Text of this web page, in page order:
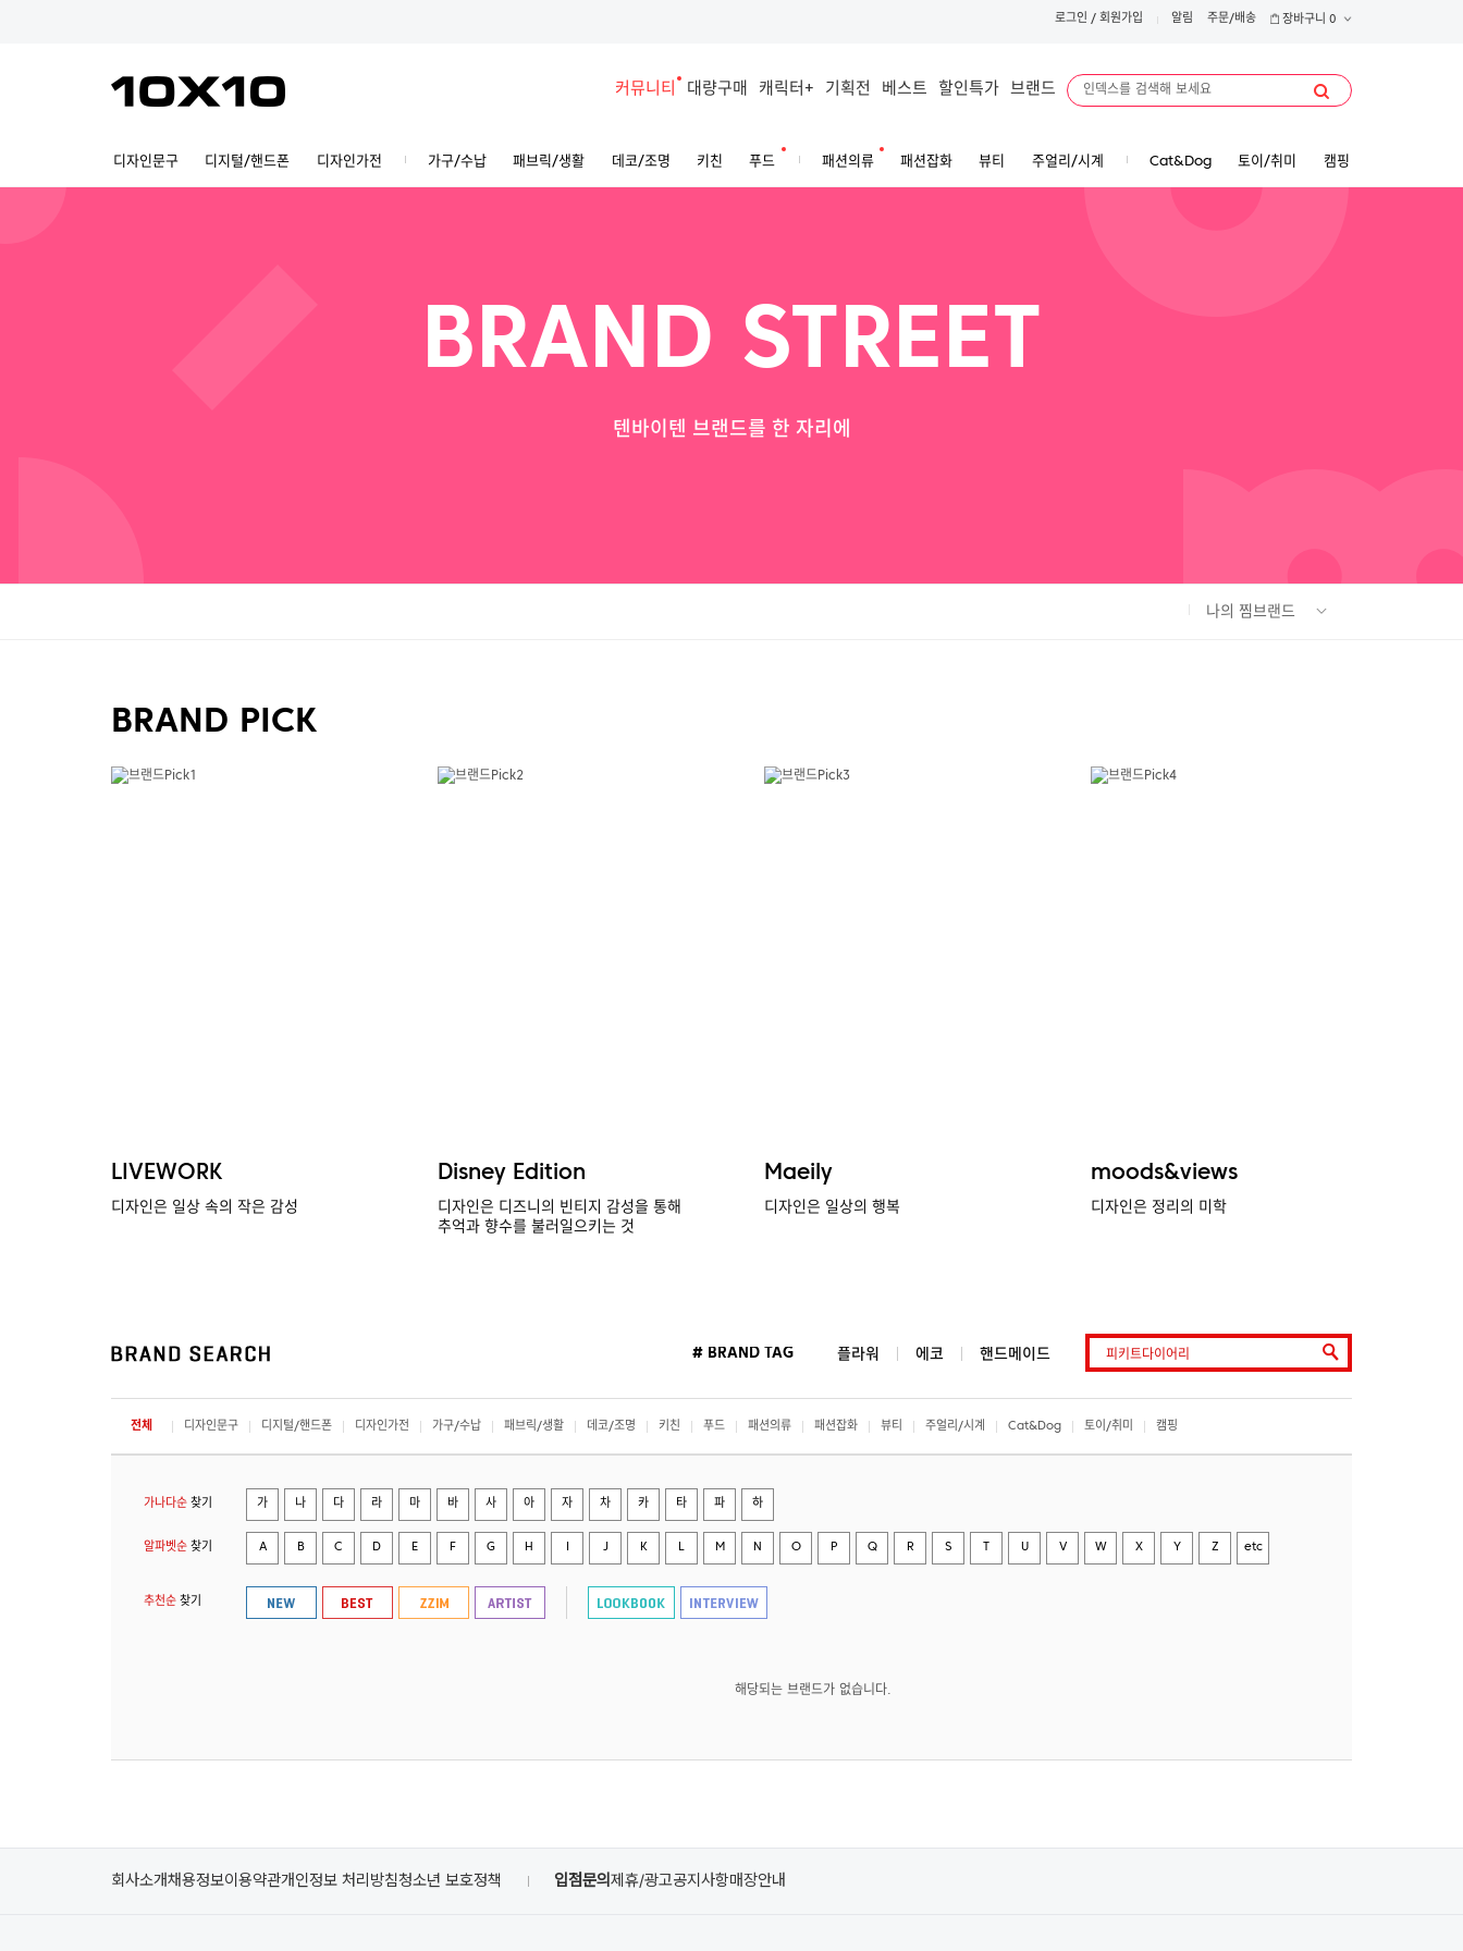
로그인 / 회원가입 알림 주문/배송 장바구니 0
커뮤니티 대량구매 캐릭터+ 기획전 베스트 할인특가 브랜드
디자인문구 디지털/핸드폰 디자인가전 가구/수납 패브릭/생활 데코/조명 키친 푸드 패션의류 패션잡화 뷰티 주얼리/시계 Cat&Dog 토이/취미 캠핑
BRAND STREET
텐바이텐 브랜드를 한 자리에
나의 찜브랜드
BRAND PICK
LIVEWORK
디자인은 일상 속의 작은 감성
Disney Edition
디자인은 디즈니의 빈티지 감성을 통해
추억과 향수를 불러일으키는 것
Maeily
디자인은 일상의 행복
moods&views
디자인은 정리의 미학
# BRAND TAG 플라워 에코 핸드메이드
전체 디자인문구 디지털/핸드폰 디자인가전 가구/수납 패브릭/생활 데코/조명 키친 푸드 패션의류 패션잡화 뷰티 주얼리/시계 Cat&Dog 토이/취미 캠핑
가나다순 찾기 가 나 다 라 마 바 사 아 자 차 카 타 파 하
알파벳순 찾기 A B C D E F G H J K L M N O P Q R S U V W X Y Z etc
추천순 찾기
해당되는 브랜드가 없습니다.
회사소개채용정보이용약관개인정보 처리방침청소년 보호정책 입점문의제휴/광고공지사항매장안내